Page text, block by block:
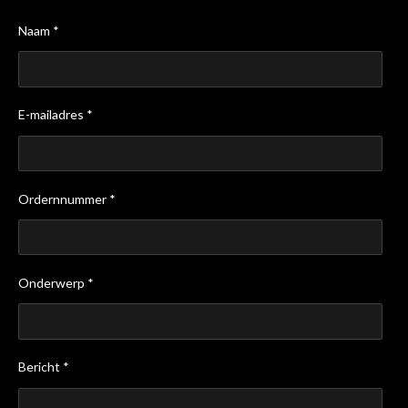
Naam *
E-mailadres *
Ordernnummer *
Onderwerp *
Bericht *